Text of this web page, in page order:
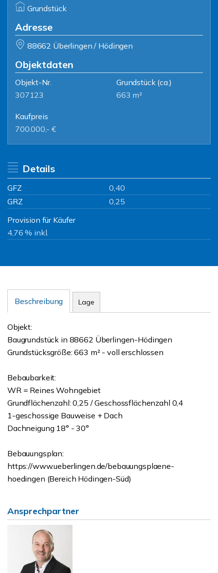
Grundstück
Adresse
88662 Überlingen / Hödingen
Objektdaten
Objekt-Nr.
307123
Grundstück(ca.)
663 m²
Kaufpreis
700.000,- €
Details
GFZ
0,40
GRZ
0,25
Provision für Käufer
4,76 % inkl.
Beschreibung Lage
Objekt:
Baugrundstück in 88662 Überlingen-Hödingen
Grundstücksgröße: 663 m² - voll erschlossen
Bebaubarkeit:
WR = Reines Wohngebiet
Grundflächenzahl: 0,25 / Geschossflächenzahl 0,4
1-geschossige Bauweise + Dach
Dachneigung 18° - 30°
Bebauungsplan:
https://www.ueberlingen.de/bebauungsplaene-
hoedingen (Bereich Hödingen-Süd)
Ansprechpartner